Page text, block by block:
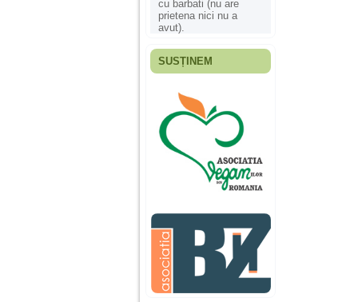
cu barbati (nu are
prietena nici nu a
avut).
Fiica mea s-a nascut
ani, privind in urma
realizez cat de multe
greseli am facut in
educatia si cresterea
ei, am fost o mama
egoista, preocupata
de implinirea
profesionala, cand ea
era mica am neglijat-
agresiva, orice
greseala era taxata cu
o palma sau pedepse.
De 4 ani am o relatie
serioasa cu un barbat
SUSȚINEM